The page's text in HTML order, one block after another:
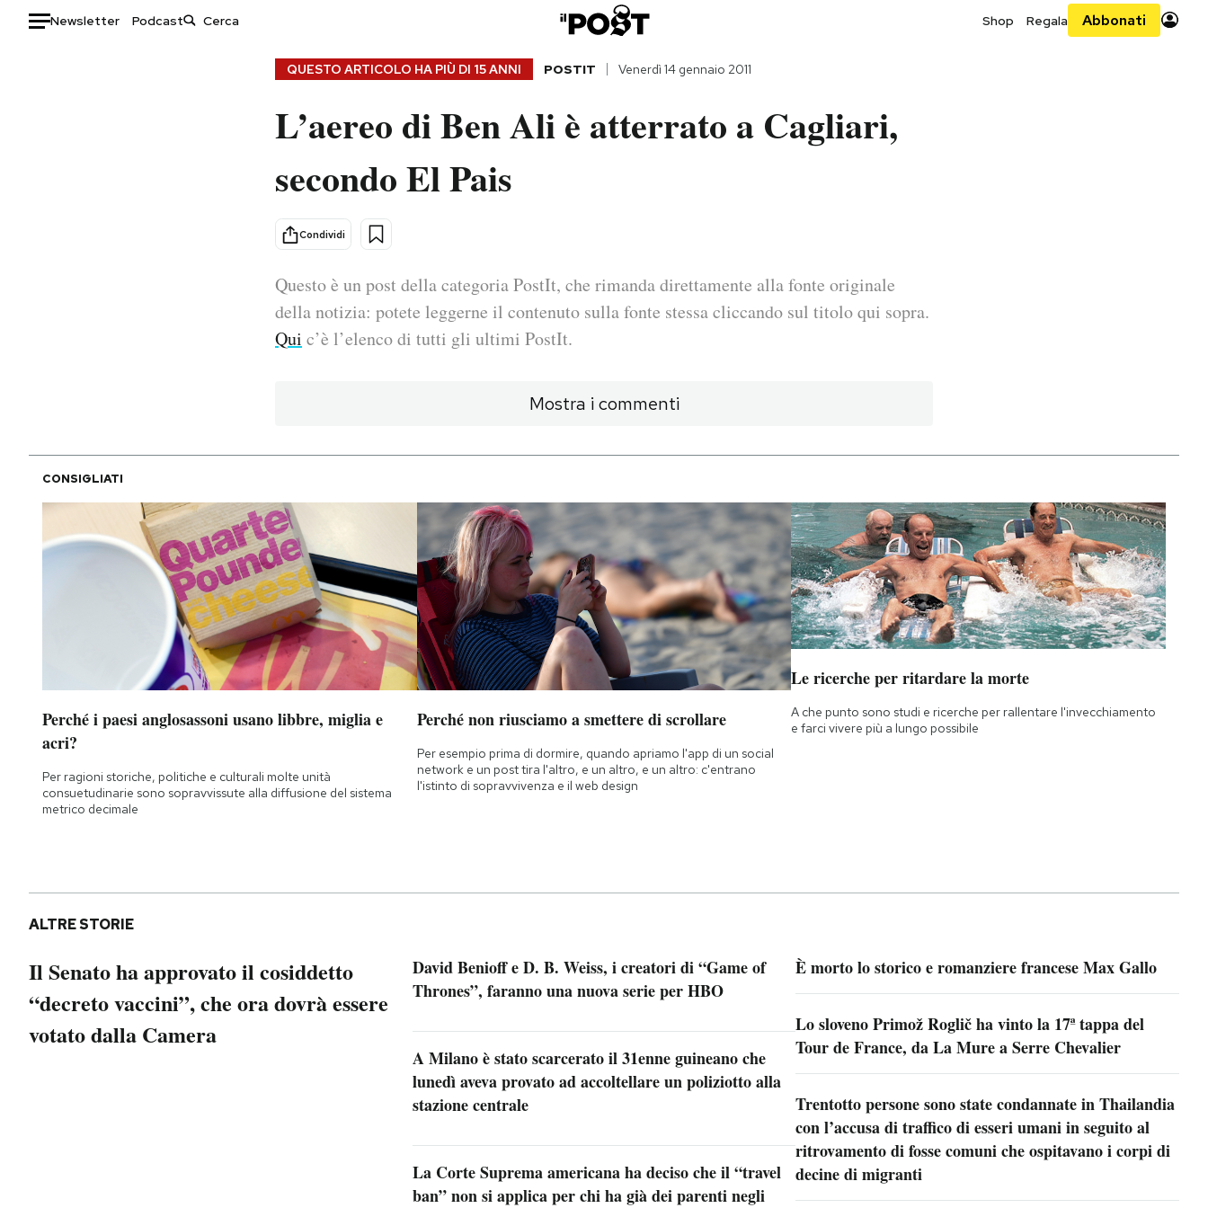
Newsletter Podcast Shop Regala Abbonati
Storie/Idee
Ok Boomer!
Altrecose
I MIEI PREFERITI
CALENDARIO
AREA PERSONALE
Area Personale
Newsletter
Esci
QUESTO ARTICOLO HA PIÙ DI 15 ANNI POSTIT Venerdì 14 gennaio 2011
L’aereo di Ben Ali è atterrato a Cagliari,
secondo El Pais
Condividi
Questo è un post della categoria PostIt, che rimanda direttamente alla fonte originale
della notizia: potete leggerne il contenuto sulla fonte stessa cliccando sul titolo qui sopra.
Qui c’è l’elenco di tutti gli ultimi PostIt.
Mostra i commenti
CONSIGLIATI
Perché i paesi anglosassoni usano libbre, miglia e
acri?
Per ragioni storiche, politiche e culturali molte unità
consuetudinarie sono sopravvissute alla diffusione del sistema
metrico decimale
Perché non riusciamo a smettere di scrollare
Per esempio prima di dormire, quando apriamo l'app di un social
network e un post tira l'altro, e un altro, e un altro: c'entrano
l'istinto di sopravvivenza e il web design
Le ricerche per ritardare la morte
A che punto sono studi e ricerche per rallentare l'invecchiamento
e farci vivere più a lungo possibile
ALTRE STORIE
Il Senato ha approvato il cosiddetto
“decreto vaccini”, che ora dovrà essere
votato dalla Camera
David Benioff e D. B. Weiss, i creatori di “Game of
Thrones”, faranno una nuova serie per HBO
A Milano è stato scarcerato il 31enne guineano che
lunedì aveva provato ad accoltellare un poliziotto alla
stazione centrale
La Corte Suprema americana ha deciso che il “travel
ban” non si applica per chi ha già dei parenti negli
È morto lo storico e romanziere francese Max Gallo
Lo sloveno Primož Roglič ha vinto la 17ª tappa del
Tour de France, da La Mure a Serre Chevalier
Trentotto persone sono state condannate in Thailandia
con l’accusa di traffico di esseri umani in seguito al
ritrovamento di fosse comuni che ospitavano i corpi di
decine di migranti